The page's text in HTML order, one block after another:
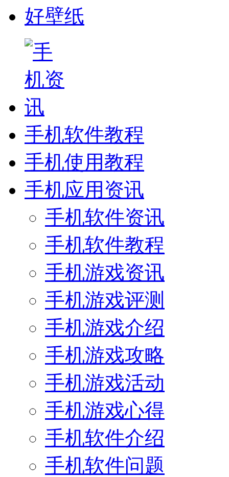
好壁纸
手机软件教程
手机使用教程
手机应用资讯
手机软件资讯
手机软件教程
手机游戏资讯
手机游戏评测
手机游戏介绍
手机游戏攻略
手机游戏活动
手机游戏心得
手机软件介绍
手机软件问题